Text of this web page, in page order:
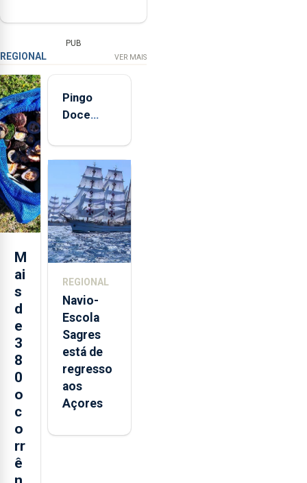
PUB
REGIONAL VER MAIS
M
ai
s
d
e
3
8
0
o
c
o
rr
ê
Pingo
Doce
quinta-
feira nova
loja em
São
Sebastião
e cria 30
postos de
REGIONAL
Navio-
Escola
Sagres
está de
regresso
aos
Açores